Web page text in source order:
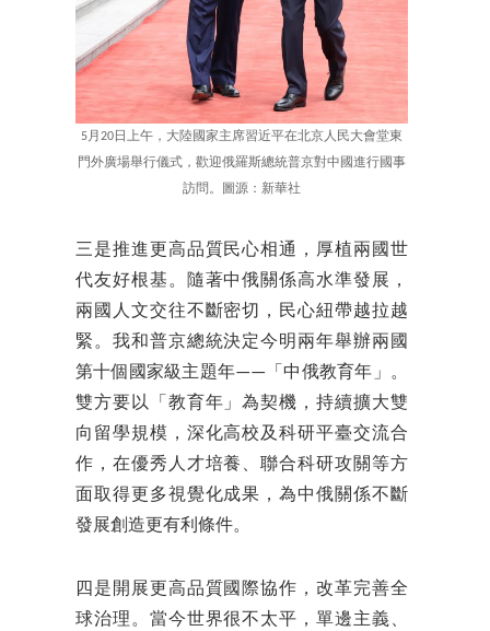
5月20日上午，大陸國家主席習近平在北京人民大會堂東
門外廣場舉行儀式，歡迎俄羅斯總統普京對中國進行國事
訪問。圖源：新華社
三是推進更高品質民心相通，厚植兩國世
代友好根基。隨著中俄關係高水準發展，
兩國人文交往不斷密切，民心紐帶越拉越
緊。我和普京總統決定今明兩年舉辦兩國
第十個國家級主題年——「中俄教育年」。
雙方要以「教育年」為契機，持續擴大雙
向留學規模，深化高校及科研平臺交流合
作，在優秀人才培養、聯合科研攻關等方
面取得更多視覺化成果，為中俄關係不斷
發展創造更有利條件。
四是開展更高品質國際協作，改革完善全
球治理。當今世界很不太平，單邊主義、